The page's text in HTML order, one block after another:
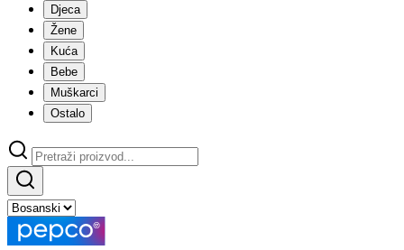
Djeca
Žene
Kuća
Bebe
Muškarci
Ostalo